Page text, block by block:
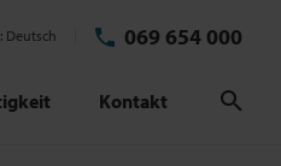
Deutsch 069 654 000
Kontakt